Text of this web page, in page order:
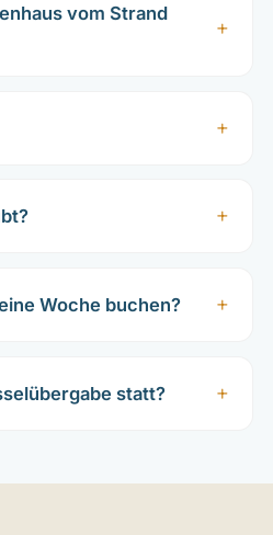
vom Strand
Woche buchen?
statt?